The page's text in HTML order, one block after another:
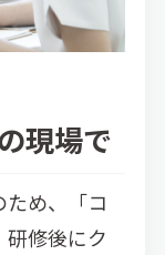
現場で
め、「コ
修後にク